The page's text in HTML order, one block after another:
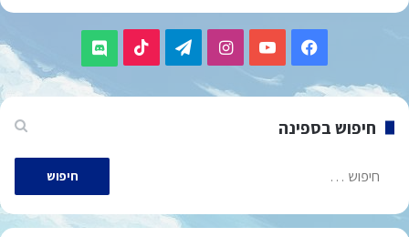
Facebook
YouTube
Instagram
Telegram
TikTok
Discord
חיפוש בספינה
חיפוש: